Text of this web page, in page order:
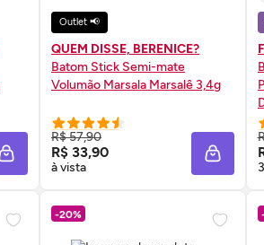
ADICIONAR À SACOLA
Outlet 📢
QUEM DISSE, BERENICE?
Batom Stick Semi-mate
Volumão Marsala Marsalê 3,4g
R$ 57,90
R$ 33,90
à vista
COMPRE AGORA ❯
-20%